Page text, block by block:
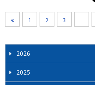
1 2 3 …
2026
2025